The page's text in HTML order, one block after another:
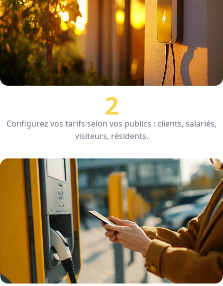
Installez ou connectez vos équipements
2
Configurez vos tarifs selon vos publics : clients, salariés,
visiteurs, résidents.